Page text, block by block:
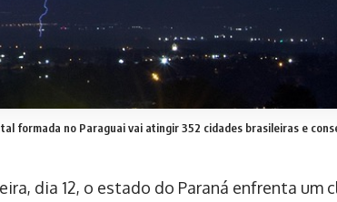
formada no Paraguai vai atingir 352 cidades brasileiras e
dia 12, o estado do Paraná enfrenta um